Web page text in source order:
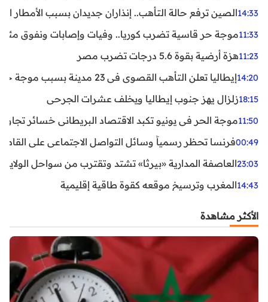
14:33الصين ترفع حالة التأهب.. إنذاران جديدان بسبب الأمطار
11:33موجة حر قاسية تضرب كوريا.. وفيات وإصابات ونفوق مئات
11:23هزة أرضية بقوة 5.6 درجات تضرب مصر
14:20إيطاليا تعلن التأهب القصوى في 23 مدينة بسبب موجة حر شديدة
18:15زلزال يهز جنوب إيطاليا ويخلف عشرات الجرحى
11:50موجة الحر في يونيو تكبد الاقتصاد البريطاني خسائر تجاوزت 1.5 مليار
00:49فرنسا تحظر رسمياً وسائل التواصل الاجتماعي على القاصرين
23:03العاصفة المدارية «بيرثا» تشتد وتقترب من سواحل
14:43المغرب وترسيخ موقعه كقوة طاقية إقليمية
الأكثر مشاهدة